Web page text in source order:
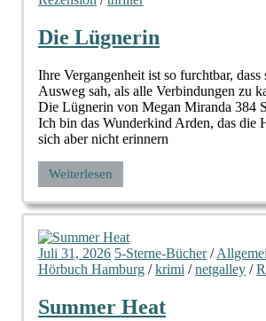
Die Lügnerin
Ihre Vergangenheit ist so furchtbar, dass
Ausweg sah, als alle Verbindungen zu
Die Lügnerin von Megan Miranda 384
Ich bin das Wunderkind Arden, das die
sich aber nicht erinnern
Weiterlesen
Juli 31, 2026 5-Sterne-Bücher/
Hörbuch Hamburg /krimi /netgalley /
Summer Heat